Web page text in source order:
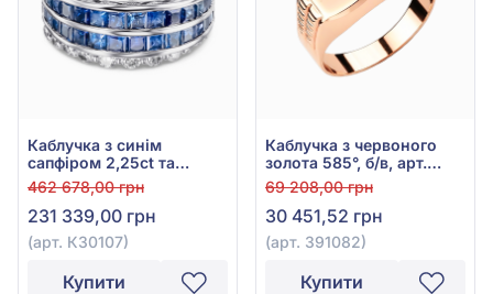
Каблучка з синім
сапфіром 2,25ct та
діамантом 0,8ct із білого
золота 750°, арт. К30107
462 678,00 грн
231 339,00 грн
(арт. К30107)
Купити
Каблучка з червоного
золота 585°, б/в, арт.
391082
69 208,00 грн
30 451,52 грн
(арт. 391082)
Купити